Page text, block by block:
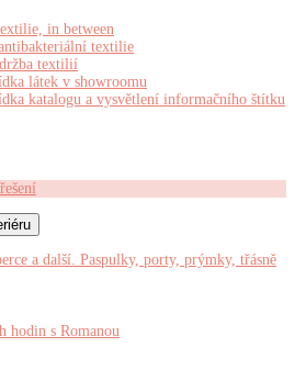
in between
textilie
textilií
látek v showroomu
katalogu a vysvětlení informačního štítku
a další. Paspulky, porty, prýmky, třásně
hodin s Romanou